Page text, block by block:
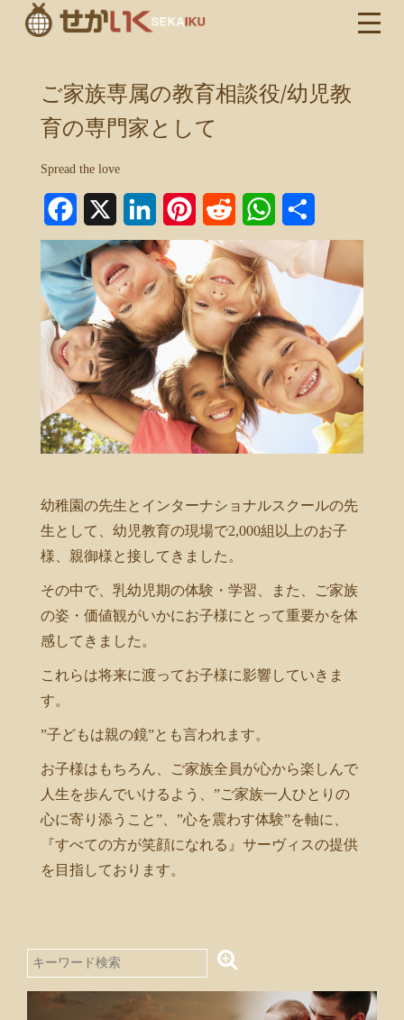
ご家族専属の教育相談役/幼児教
育の専門家として
Spread the love
Facebook LinkedInPinterest Reddit WhatsApp
有
幼稚園の先生とインターナショナルスクールの先
生として、幼児教育の現場で2,000組以上のお子
様、親御様と接してきました。
その中で、乳幼児期の体験・学習、また、ご家族
の姿・価値観がいかにお子様にとって重要かを体
感してきました。
これらは将来に渡ってお子様に影響していきま
す。
”子どもは親の鏡”とも言われます。
お子様はもちろん、ご家族全員が心から楽しんで
人生を歩んでいけるよう、”ご家族一人ひとりの
心に寄り添うこと”、”心を震わす体験”を軸に、
『すべての方が笑顔になれる』サーヴィスの提供
を目指しております。